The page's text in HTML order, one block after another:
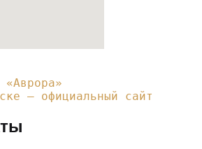
«Аврора»
– официальный сайт